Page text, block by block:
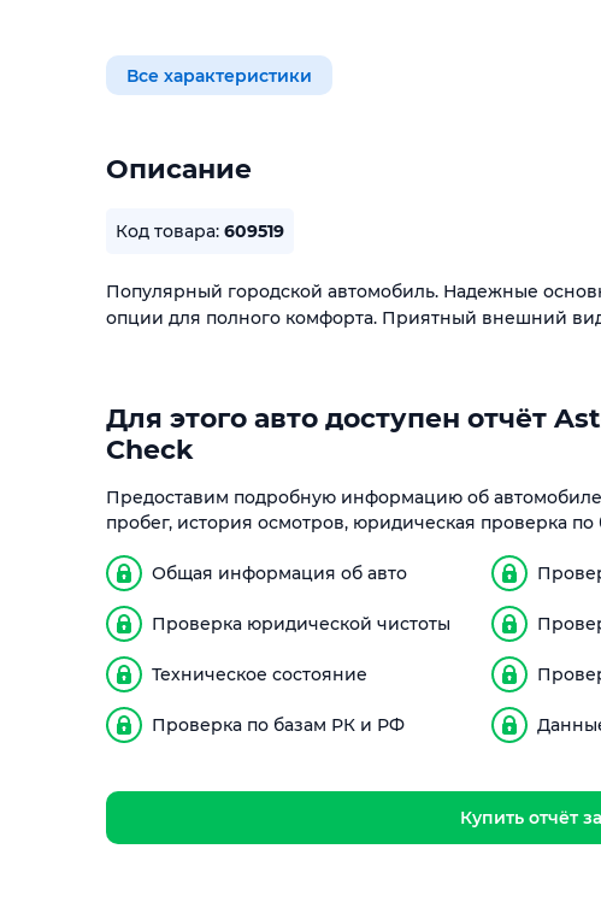
Все характеристики
Описание
Код товара: 609519
Популярный городской автомобиль. Надежные
опции для полного комфорта. Приятный внешний
Для этого авто доступен отчёт
Check
Предоставим подробную информацию об
пробег, история осмотров, юридическая проверка
Общая информация об авто
Проверка юридической чистоты
Техническое состояние
Проверка по базам РК и РФ
Купить отчёт